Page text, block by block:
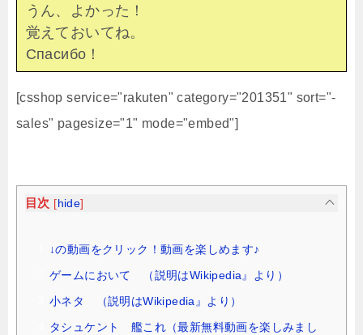
うん、よかった！
覚えておいてね。
Спасибо！
[csshop service="rakuten" category="201351" sort="-
sales" pagesize="1" mode="embed"]
目次 [ hide]
↓の動画をクリック！動画を楽しめます♪
ゲームにおいて （説明はWikipedia』より）
小ネタ （説明はWikipedia』より）
タシュケント 艦これ（最新無料動画を楽しみまし